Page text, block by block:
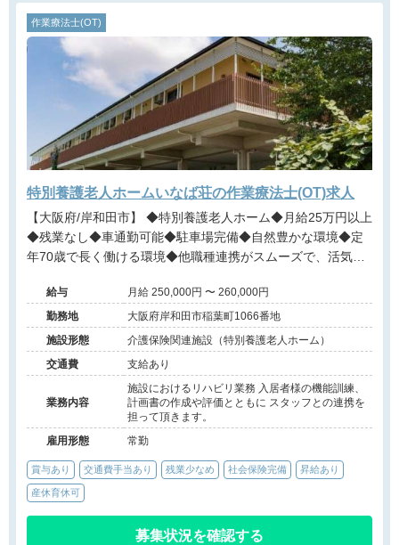
作業療法士(OT)
特別養護老人ホームいなば荘の作業療法士(OT)求人
【大阪府/岸和田市】 ◆特別養護老人ホーム◆月給25万円以上
◆残業なし◆車通勤可能◆駐車場完備◆自然豊かな環境◆定
年70歳で長く働ける環境◆他職種連携がスムーズで、活気あ
給与
月給 250,000円 〜 260,000円
勤務地
大阪府岸和田市稲葉町1066番地
施設形態
介護保険関連施設（特別養護老人ホーム）
交通費
支給あり
業務内容
施設におけるリハビリ業務 入居者様の機能訓練、
計画書の作成や評価とともに スタッフとの連携を
担って頂きます。
雇用形態
常勤
賞与あり 交通費手当あり 残業少なめ 社会保険完備 昇給あり
産休育休可
募集状況を確認する